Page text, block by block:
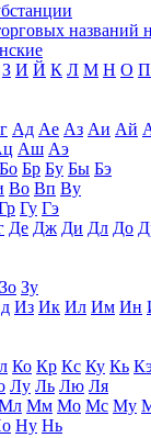
названий
З И Й К Л М Н О П
Ад Ае Аз Аи Ай
Аш Аэ
Бо Бр Бу Бы Бэ
Во Вп Ву
Гу Гэ
Де Дж Ди Дл До
Зо Зу
Из Ик Ил Им Ин
Ко Кр Кс Ку Кь
Лу Ль Лю Ля
Мм Мо Мс Му
Ну Нь